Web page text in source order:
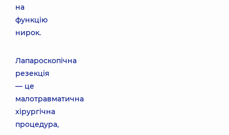
на
функцію
нирок.
Лапароскопічна
резекція
— це
малотравматична
хірургічна
процедура,